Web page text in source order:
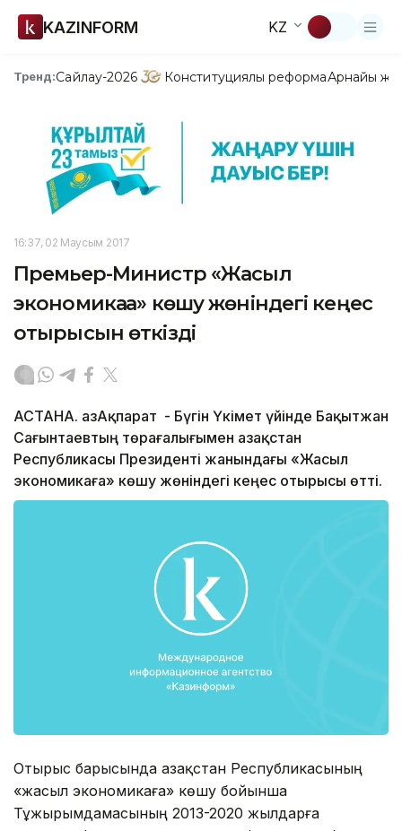
KAZINFORM KZ
Тренд:Сайлау-2026 Конституциялық реформаАрнайы
16:37, 02 Маусым 2017
Премьер-Министр «Жасыл
экономикаға» көшу жөніндегі кеңес
отырысын өткізді
АСТАНА. ҚазАқпарат - Бүгін Үкімет үйінде Бақытжан
Сағынтаевтың төрағалығымен Қазақстан
Республикасы Президенті жанындағы «Жасыл
экономикаға» көшу жөніндегі кеңес отырысы өтті.
Отырыс барысында Қазақстан Республикасының
«жасыл экономикаға» көшу бойынша
Тұжырымдамасының 2013-2020 жылдарға